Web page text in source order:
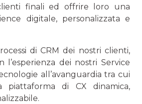
finali ed offrire loro una
digitale, personalizzata e
di CRM dei nostri clienti,
l’esperienza dei nostri Service
all’avanguardia tra cui
piattaforma di CX dinamica,